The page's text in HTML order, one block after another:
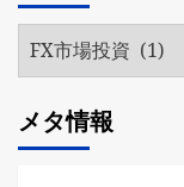
ブ
カ
リ
ー
メタ情報